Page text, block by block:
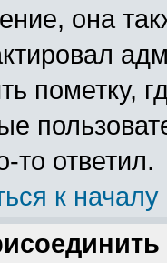
она
пометку,
то ответил.
к началу